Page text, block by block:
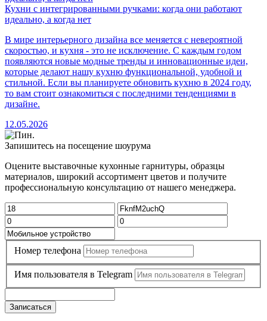
Кухни с интегрированными ручками: когда они работают
идеально, а когда нет
В мире интерьерного дизайна все меняется с невероятной
скоростью, и кухня - это не исключение. С каждым годом
появляются новые модные тренды и инновационные идеи,
которые делают нашу кухню функциональной, удобной и
стильной. Если вы планируете обновить кухню в 2024 году,
то вам стоит ознакомиться с последними тенденциями в
дизайне.
12.05.2026
Запишитесь на посещение шоурума
Оцените выставочные кухонные гарнитуры, образцы
материалов, широкий ассортимент цветов и получите
профессиональную консультацию от нашего менеджера.
Номер телефона
Имя пользователя в Telegram
Записаться